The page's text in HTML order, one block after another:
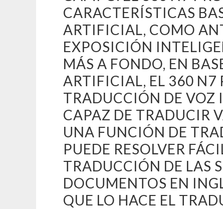
CARACTERÍSTICAS
ARTIFICIAL, COMO
EXPOSICIÓN
MÁS A FONDO, EN
ARTIFICIAL, EL 360 N7
TRADUCCIÓN DE VOZ
CAPAZ DE TRADUCIR
UNA FUNCIÓN DE
PUEDE RESOLVER
TRADUCCIÓN DE LAS
DOCUMENTOS EN
QUE LO HACE EL